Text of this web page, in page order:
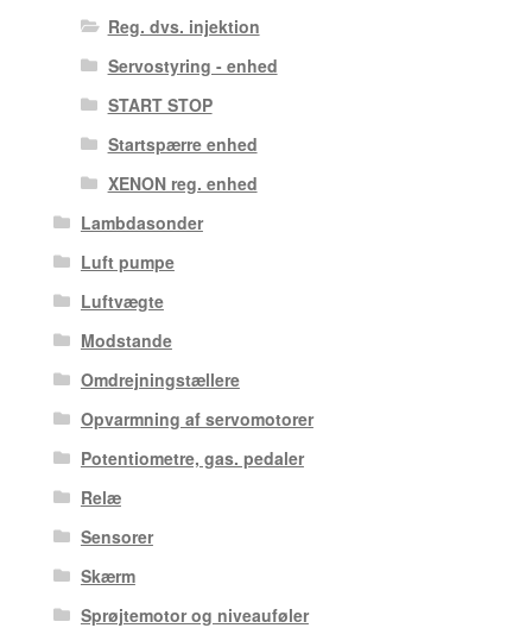
Reg. dvs. injektion
Servostyring - enhed
START STOP
Startspærre enhed
XENON reg. enhed
Lambdasonder
Luft pumpe
Luftvægte
Modstande
Omdrejningstællere
Opvarmning af servomotorer
Potentiometre, gas. pedaler
Relæ
Sensorer
Skærm
Sprøjtemotor og niveauføler